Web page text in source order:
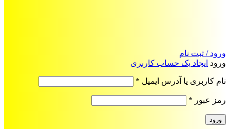
ورود / ثبت نام
ورود ایجاد یک حساب کاربری
نام کاربری یا آدرس ایمیل *
رمز عبور *
ورود